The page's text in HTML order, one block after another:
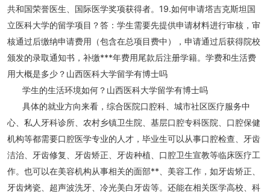
共和国荣誉医生、国际医学奖项获得者。19.如何申请塔吉克斯坦国
立医科大学的留学项目？答：学生需要先提供申请材料进行审核，审
核通过后缴纳申请费用（包含在总项目费中），申请通过后获得院校
颁发的录取通知书，补缴***年费用尾款后注册学籍。学费和生活费
用大概是多少？山西医科大学留学有博士吗
学生的生活环境如何？山西医科大学留学有博士吗
具体的就业方向来看，综合医院口腔科、城市社区医疗服务中
心、私人牙科诊所、农村乡镇卫生院、基层口腔专科医院、口腔保健
机构等都需要口腔医学专业的人才，毕业生可以从事口腔检查、牙齿
洁治、牙齿修复、牙齿矫正、牙齿种植、口腔卫生宣教等临床医疗工
作。也可以在美容机构从事相关的面部**、美容工作，如牙齿矫正、
牙齿烤瓷、超声波洗牙、冷光美白牙齿等。还能在相关医学高校、科